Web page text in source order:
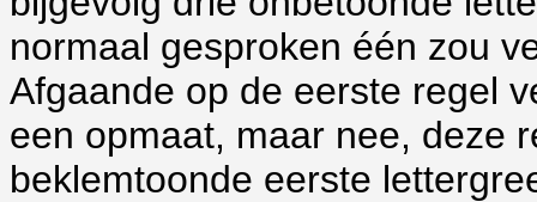
normaal gesproken één zou
Afgaande op de eerste regel
een opmaat, maar nee, deze
beklemtoonde eerste